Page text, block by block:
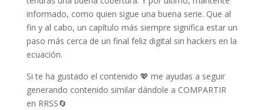
informado, como quien sigue una buena serie. Que al
fin y al cabo, un capítulo más siempre significa estar un
paso más cerca de un final feliz digital sin hackers en la
ecuación.
Si te ha gustado el contenido 💖 me ayudas a seguir
generando contenido similar dándole a COMPARTIR
en RRSS🔄